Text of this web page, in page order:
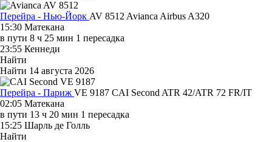
Перейра - Нью-Йорк AV 8512 Avianca Airbus A320
15:30 Матекана
в пути 8 ч 25 мин 1 пересадка
23:55 Кеннеди
Найти
Найти 14 августа 2026
Перейра - Париж VE 9187 CAI Second ATR 42/ATR 72 FR/IT
02:05 Матекана
в пути 13 ч 20 мин 1 пересадка
15:25 Шарль де Голль
Найти